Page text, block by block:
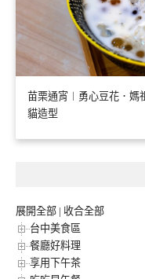
苗栗通宵︱勇心豆花．媽
貓造型
展開全部 | 收合全部
台中美食區
餐廳好料理
享用下午茶